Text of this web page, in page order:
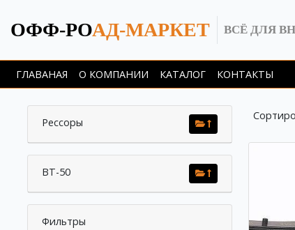
ОФФ-РОАД-МАРКЕТ ВСЁ ДЛЯ
ГЛАВАНАЯ О КОМПАНИИ КАТАЛОГ КОНТАКТЫ
Рессоры
BT-50
Фильтры